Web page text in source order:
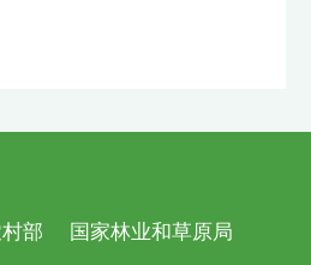
部
国家林业和草原局